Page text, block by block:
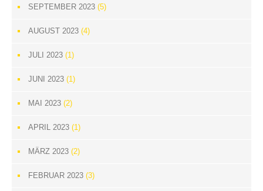
SEPTEMBER 2023 (5)
AUGUST 2023 (4)
JULI 2023 (1)
JUNI 2023 (1)
MAI 2023 (2)
APRIL 2023 (1)
MÄRZ 2023 (2)
FEBRUAR 2023 (3)